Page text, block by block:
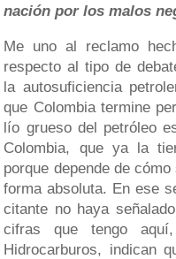
nación por los malos
Me uno al reclamo
respecto al tipo de
la autosuficiencia
que Colombia termine
lío grueso del petróleo
Colombia, que ya la
porque depende de
forma absoluta. En ese
citante no haya
cifras que tengo
Hidrocarburos, indican